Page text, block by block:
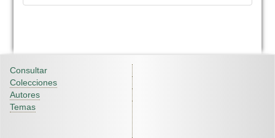
Consultar
Colecciones
Autores
Temas